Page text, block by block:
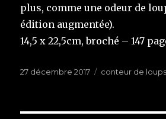
plus, comme une odeur de
édition augmentée).
14,5 x 22,5cm, broché – 147
Publié
27 décembre 2017 Étiquettes
conteur de loups